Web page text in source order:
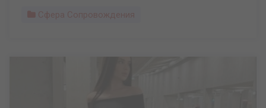
Сфера Сопровождения